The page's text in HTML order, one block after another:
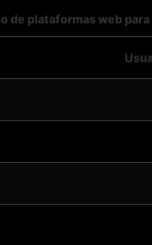
de plataformas web